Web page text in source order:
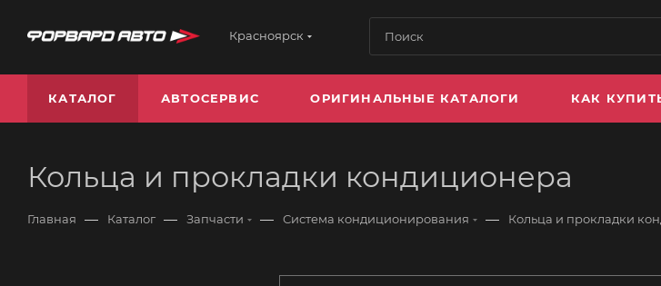
Красноярск
КАТАЛОГ АВТОСЕРВИС ОРИГИНАЛЬНЫЕ КАТАЛОГИ КАК
Кольца и прокладки кондиционера
Главная — Каталог — Запчасти — Система кондиционирования — Кольца и прокладки